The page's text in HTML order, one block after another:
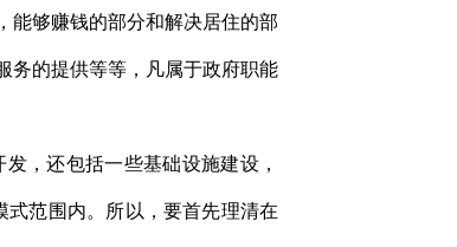
够赚钱的部分和解决居住的部
务的提供等等，凡属于政府职能
，还包括一些基础设施建设，
式范围内。所以，要首先理清在